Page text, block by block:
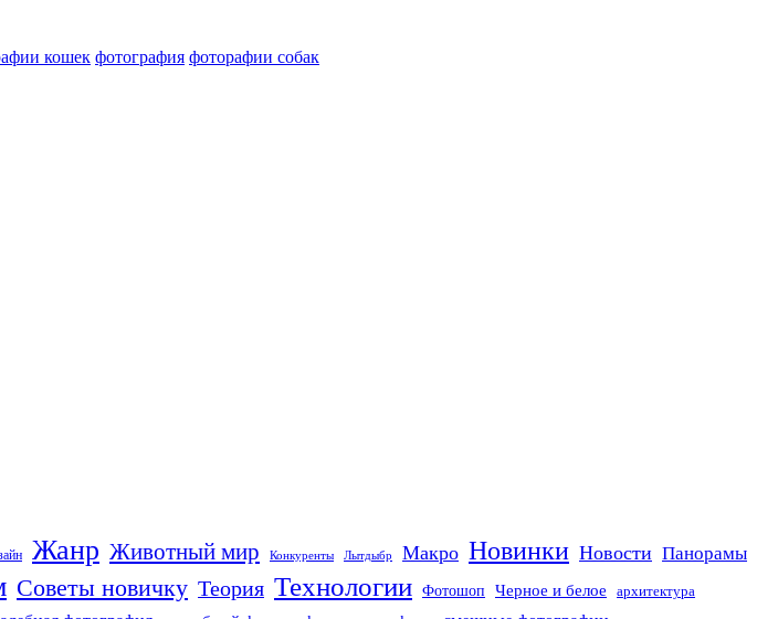
кошек фотография фоторафии собак
Жанр Животный мир Конкуренты Лытдыбр Макро Новинки Новости Панорамы
Советы новичку Теория Технологии Фотошоп Черное и белое архитектура